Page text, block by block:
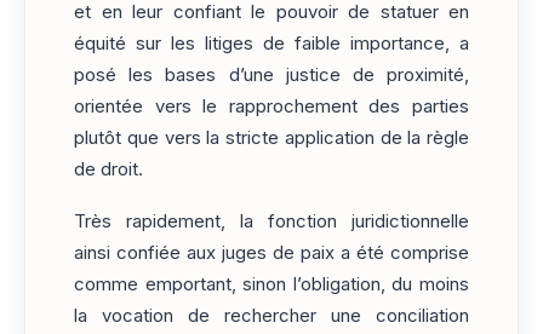
et en leur confiant le pouvoir de statuer en
équité sur les litiges de faible importance, a
posé les bases d’une justice de proximité,
orientée vers le rapprochement des parties
plutôt que vers la stricte application de la règle
de droit.
Très rapidement, la fonction juridictionnelle
ainsi confiée aux juges de paix a été comprise
comme emportant, sinon l’obligation, du moins
la vocation de rechercher une conciliation